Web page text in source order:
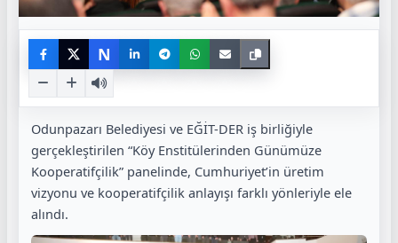
N
Odunpazarı Belediyesi ve EĞİT-DER iş birliğiyle
gerçekleştirilen “Köy Enstitülerinden Günümüze
Kooperatifçilik” panelinde, Cumhuriyet’in üretim
vizyonu ve kooperatifçilik anlayışı farklı yönleriyle ele
alındı.